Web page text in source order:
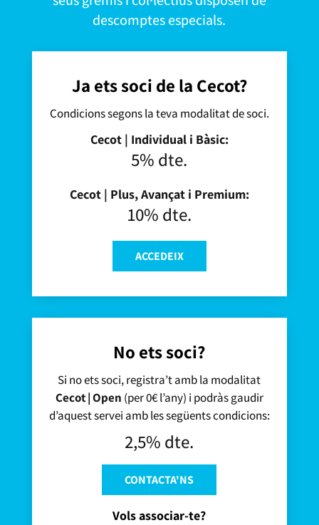
descomptes especials.
Ja ets soci de la Cecot?
Condicions segons la teva modalitat de soci.
Cecot | Individual i Bàsic:
5% dte.
Cecot | Plus, Avançat i Premium:
10% dte.
ACCEDEIX
No ets soci?
Si no ets soci, registra’t amb la modalitat
Cecot | Open (per 0€ l’any) i podràs gaudir
d’aquest servei amb les següents condicions:
2,5% dte.
CONTACTA'NS
Vols associar-te?